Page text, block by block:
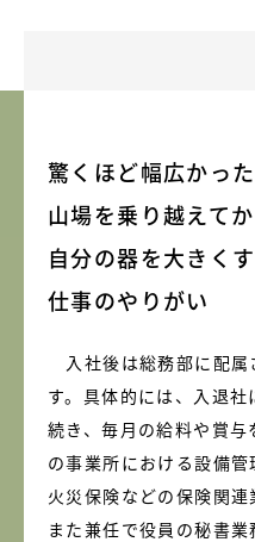
驚くほど幅広かっ
山場を乗り越えて
自分の器を大きく
仕事のやりがい
入社後は総務部に配属
す。具体的には、入退
続き、毎月の給料や賞
の事業所における設備管
火災保険などの保険関連
また兼任で役員の秘書